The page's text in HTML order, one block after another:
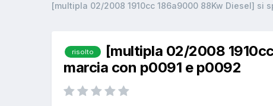
[multipla 02/2008 1910cc 186a9000 88Kw Diesel] si
risolto
[multipla 02/2008
marcia con p0091 e p0092